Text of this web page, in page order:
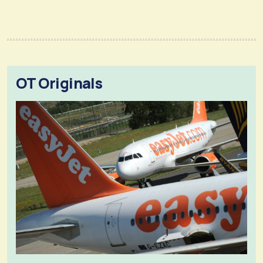
OT Originals